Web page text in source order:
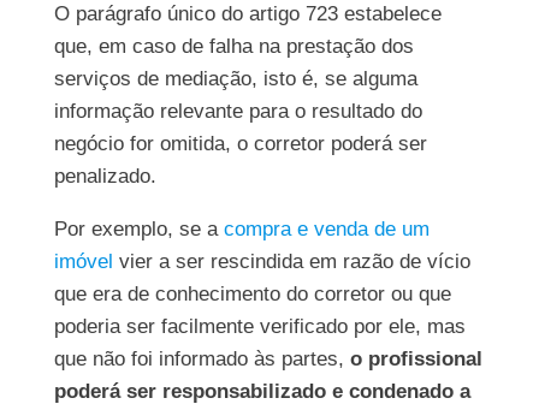
O parágrafo único do artigo 723 estabelece
que, em caso de falha na prestação dos
serviços de mediação, isto é, se alguma
informação relevante para o resultado do
negócio for omitida, o corretor poderá ser
penalizado.
Por exemplo, se a compra e venda de um
imóvel vier a ser rescindida em razão de vício
que era de conhecimento do corretor ou que
poderia ser facilmente verificado por ele, mas
que não foi informado às partes, o profissional
poderá ser responsabilizado e condenado a